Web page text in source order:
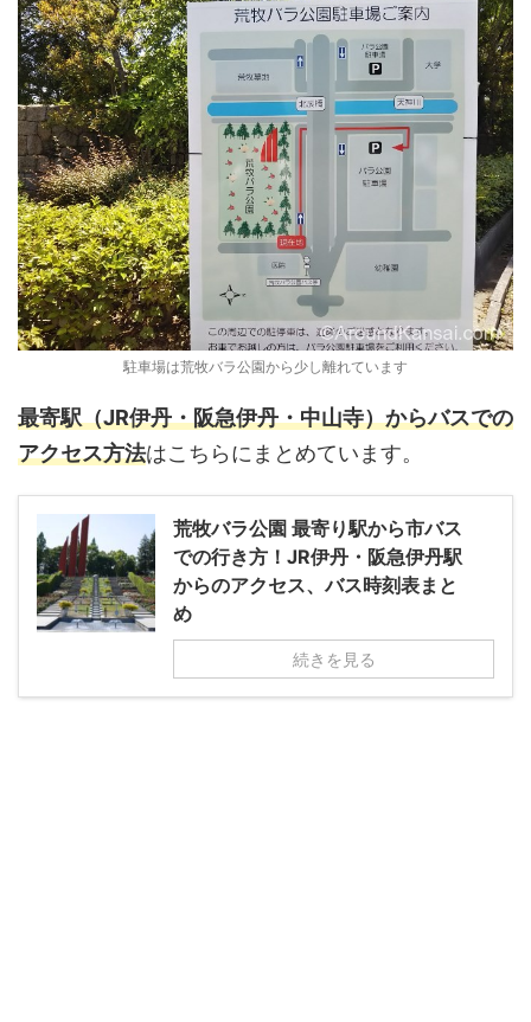
駐車場は荒牧バラ公園から少し離れています
最寄駅（JR伊丹・阪急伊丹・中山寺）からバスでの
アクセス方法はこちらにまとめています。
荒牧バラ公園 最寄り駅から市バス
での行き方！JR伊丹・阪急伊丹駅
からのアクセス、バス時刻表まと
め
続きを見る